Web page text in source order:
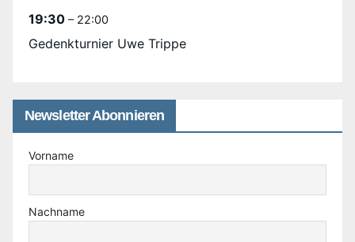
19:30 – 22:00
Gedenkturnier Uwe Trippe
Newsletter Abonnieren
Vorname
Nachname